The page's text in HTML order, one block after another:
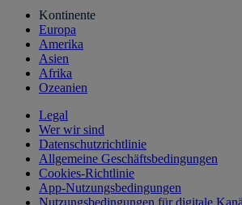
Kontinente
Europa
Amerika
Asien
Afrika
Ozeanien
Legal
Wer wir sind
Datenschutzrichtlinie
Allgemeine Geschäftsbedingungen
Cookies-Richtlinie
App-Nutzungsbedingungen